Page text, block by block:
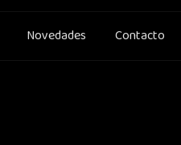
Novedades Contacto